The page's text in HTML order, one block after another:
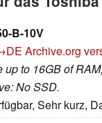
B-10V
Archive.org
to 16GB of
No SSD.
Sehr kurz,